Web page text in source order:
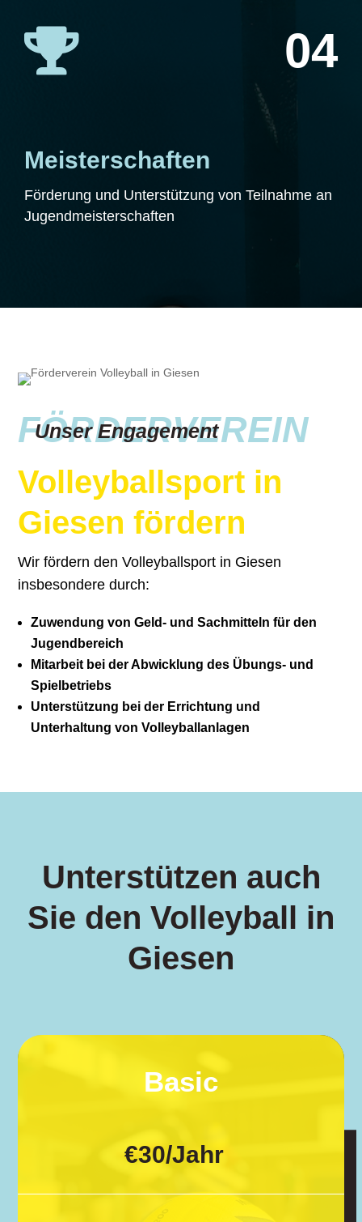
 04
Meisterschaften
Förderung und Unterstützung von Teilnahme an
Jugendmeisterschaften
FÖRDERVEREIN
Unser Engagement
Volleyballsport in
Giesen fördern
Wir fördern den Volleyballsport in Giesen
insbesondere durch:
Zuwendung von Geld- und Sachmitteln für den
Jugendbereich
Mitarbeit bei der Abwicklung des Übungs- und
Spielbetriebs
Unterstützung bei der Errichtung und
Unterhaltung von Volleyballanlagen
Unterstützen auch
Sie den Volleyball in
Giesen
Basic
€30/Jahr